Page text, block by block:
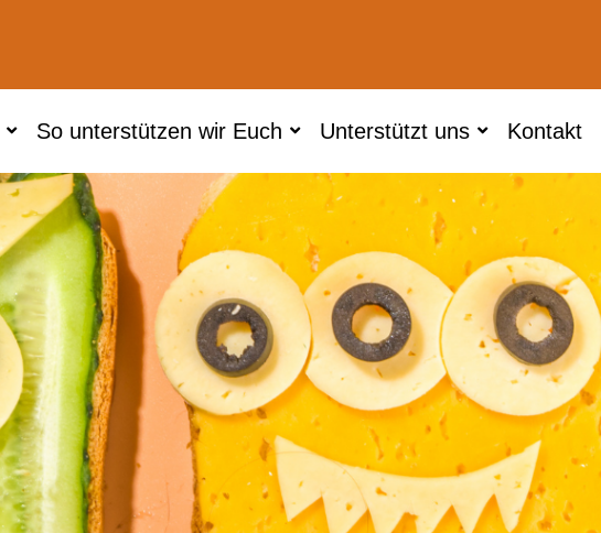
So unterstützen wir Euch Unterstützt uns Kontakt